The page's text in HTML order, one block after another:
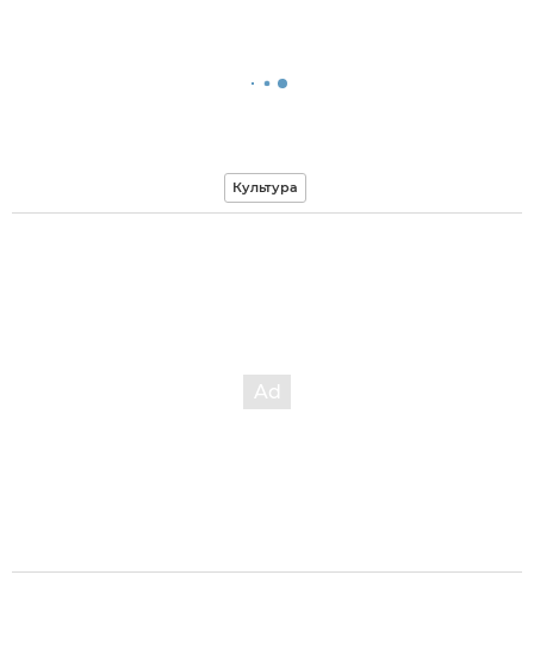
Культура